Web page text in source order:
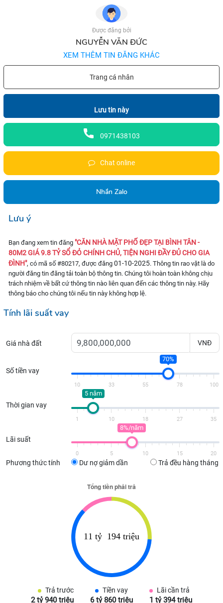
Được đăng bởi
NGUYỄN VĂN ĐỨC
XEM THÊM TIN ĐĂNG KHÁC
Trang cá nhân
Lưu tin này
0971438103
Chat online
Nhắn Zalo
Lưu ý
Bạn đang xem tin đăng "CĂN NHÀ MẶT PHỐ ĐẸP TẠI BÌNH TÂN -
80M2 GIÁ 9.8 TỶ SỔ ĐỎ CHÍNH CHỦ, TIỆN NGHI ĐẦY ĐỦ CHO GIA
ĐÌNH", có mã số #80217, được đăng 01-10-2025. Thông tin rao vặt là do
người đăng tin đăng tải toàn bộ thông tin. Chúng tôi hoàn toàn không chịu
trách nhiệm về bất cứ thông tin nào liên quan đến các thông tin này. Hãy
thông báo cho chúng tôi nếu tin này không hợp lệ.
Tính lãi suất vay
Giá nhà đất VNĐ
Số tiền vay
70%
10 33 55 78 100
Thời gian vay
5 năm
1 10 18 27 35
Lãi suất
8%/năm
0 5 10 15 20
Phương thức tính Dư nợ giảm dần Trả đều hàng tháng
Trả trước
2 tỷ 940 triệu
Tiền vay
6 tỷ 860 triệu
Lãi cần trả
1 tỷ 394 triệu